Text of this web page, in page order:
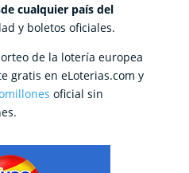
cualquier país del
y boletos oficiales.
de la lotería europea
gratis en eLoterias.com y
oficial sin